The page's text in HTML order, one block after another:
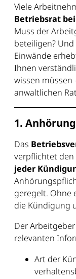
Viele
Betriebsrat
Muss der
beteiligen?
Einwände
Ihnen
wissen müssen
anwaltlichen
1.
Das
verpflichtet den
jeder
geregelt. Ohne
die Kündigung
Der
relevanten
Art der